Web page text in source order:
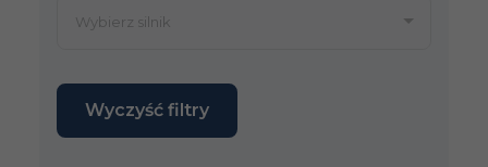
Wyczyść filtry